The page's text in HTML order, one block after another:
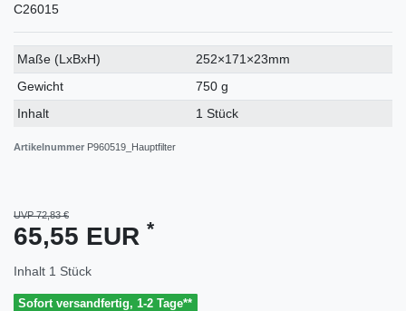
C26015
Technisches
Merkmal
Wert
Maße (LxBxH)
252×171×23mm
Gewicht
750 g
Inhalt
1 Stück
Artikelnummer P960519_Hauptfilter
UVP 72,83 €
65,55 EUR *
Inhalt 1 Stück
Sofort versandfertig, 1-2 Tage**